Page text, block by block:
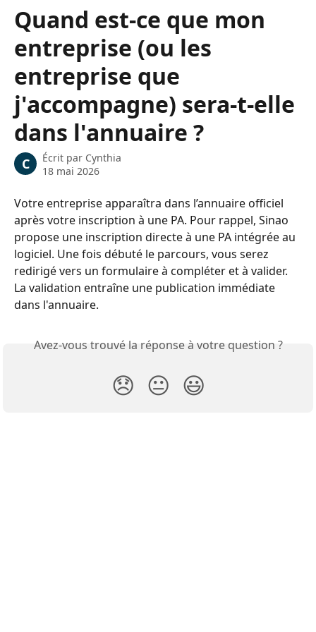
Passer au contenu principal
Quand est-ce que mon
entreprise (ou les
entreprise que
j'accompagne) sera-t-elle
dans l'annuaire ?
C Écrit par Cynthia
18 mai 2026
Votre entreprise apparaîtra dans l’annuaire officiel
après votre inscription à une PA. Pour rappel, Sinao
propose une inscription directe à une PA intégrée au
logiciel. Une fois débuté le parcours, vous serez
redirigé vers un formulaire à compléter et à valider.
La validation entraîne une publication immédiate
dans l'annuaire.
Avez-vous trouvé la réponse à votre question ?
😞 😐 😃